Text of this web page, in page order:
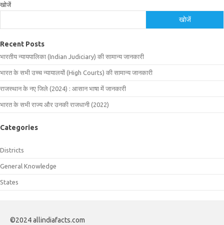
खोजें
खोजें
Recent Posts
भारतीय न्यायपालिका (Indian Judiciary) की सामान्य जानकारी
भारत के सभी उच्च न्यायालयों (High Courts) की सामान्य जानकारी
राजस्थान के नए जिले (2024) : आसान भाषा में जानकारी
भारत के सभी राज्य और उनकी राजधानी (2022)
Categories
Districts
General Knowledge
States
©2024 allindiafacts.com